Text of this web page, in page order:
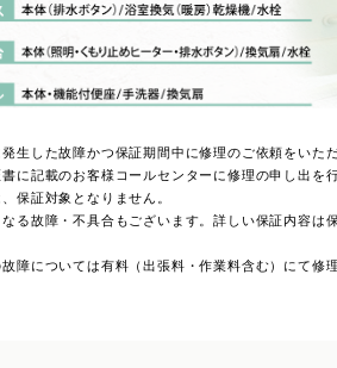
生した故障かつ保証期間中に修理のご依頼をいた
に記載のお客様コールセンターに修理の申し出を
保証対象となりません。
る故障・不具合もございます。詳しい保証内容は
障については有料（出張料・作業料含む）にて修理